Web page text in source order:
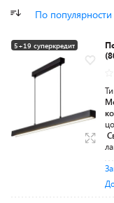
По популярности
5+19 суперкредит